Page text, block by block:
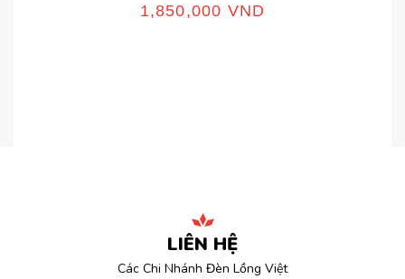
1,850,000 VND
LIÊN HỆ
Các Chi Nhánh Đèn Lồng Việt